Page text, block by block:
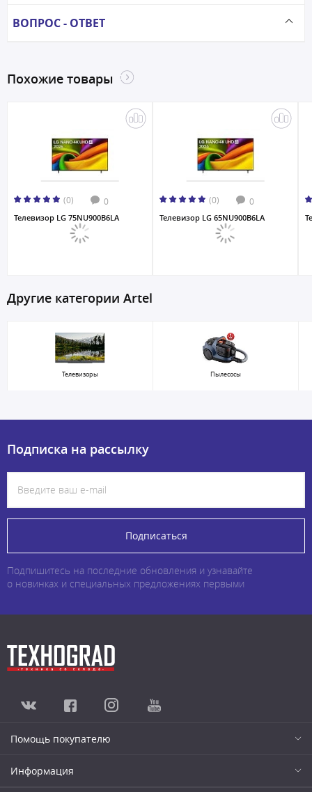
ВОПРОС - ОТВЕТ
Похожие товары
(0) 0
Телевизор LG 75NU900B6LA
(0) 0
Телевизор LG 65NU900B6LA
Другие категории Artel
Телевизоры Пылесосы
Подписка на рассылку
Подписаться
Подпишитесь на последние обновления и узнавайте
о новинках и специальных предложениях первыми
Помощь покупателю
Информация